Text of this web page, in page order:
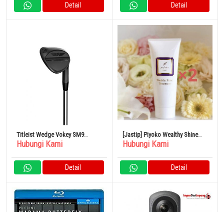
Detail Detail
Titleist Wedge Vokey SM9
VOKEY DESIGN SM9 WEDGES
Hubungi Kami
Detail
[Jastip] Piyoko Wealthy Shine
Treatment Set isi 2
Hubungi Kami
Detail